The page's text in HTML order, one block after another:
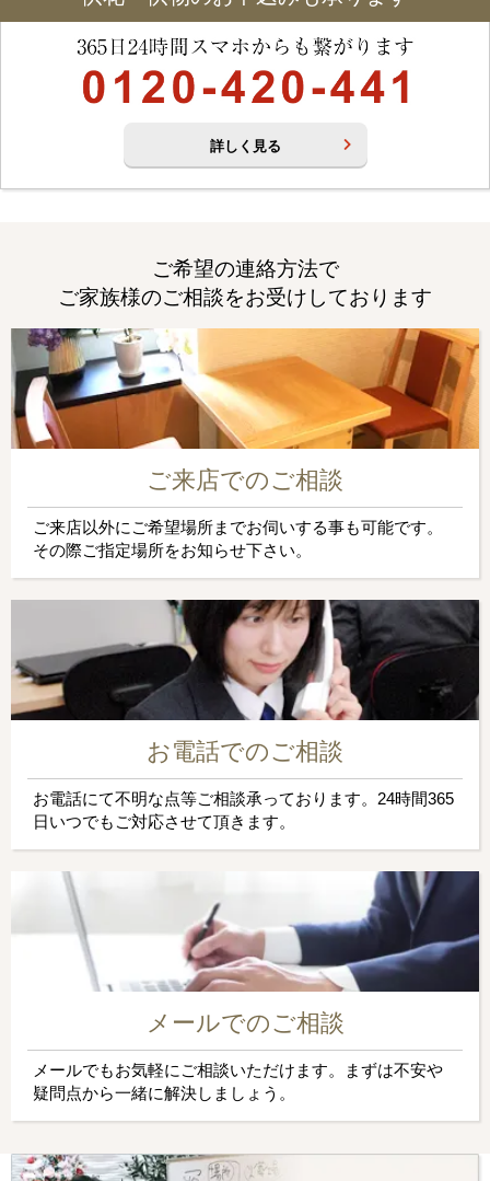
詳しく見る
ご希望の連絡方法で
ご家族様のご相談をお受けしております
ご来店でのご相談
ご来店以外にご希望場所までお伺いする事も可能です。
その際ご指定場所をお知らせ下さい。
お電話でのご相談
お電話にて不明な点等ご相談承っております。24時間365
日いつでもご対応させて頂きます。
メールでのご相談
メールでもお気軽にご相談いただけます。まずは不安や
疑問点から一緒に解決しましょう。